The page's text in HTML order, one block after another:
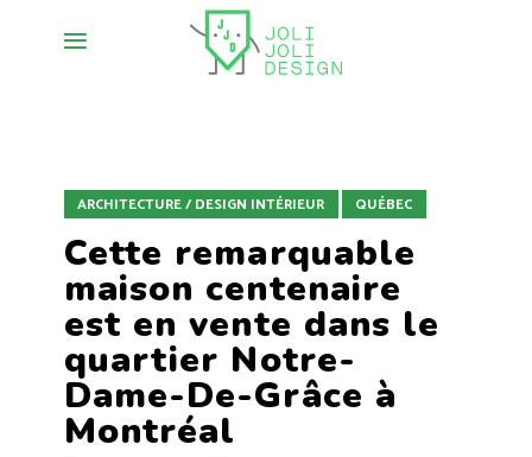
ARCHITECTURE / DESIGN INTÉRIEUR QUÉBEC
Cette remarquable
maison centenaire
est en vente dans le
quartier Notre-
Dame-De-Grâce à
Montréal